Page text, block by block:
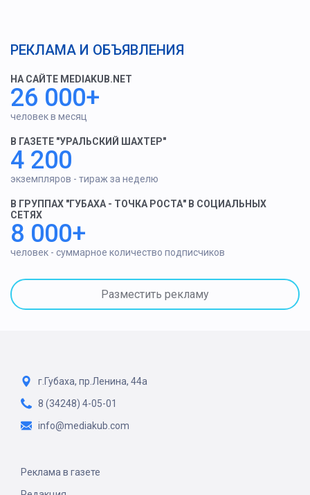
РЕКЛАМА И ОБЪЯВЛЕНИЯ
НА САЙТЕ MEDIAKUB.NET
26 000+
человек в месяц
В ГАЗЕТЕ "УРАЛЬСКИЙ ШАХТЕР"
4 200
экземпляров - тираж за неделю
В ГРУППАХ "ГУБАХА - ТОЧКА РОСТА" В СОЦИАЛЬНЫХ
СЕТЯХ
8 000+
человек - суммарное количество подписчиков
Разместить рекламу
г.Губаха, пр.Ленина, 44а
8 (34248) 4-05-01
info@mediakub.com
Реклама в газете